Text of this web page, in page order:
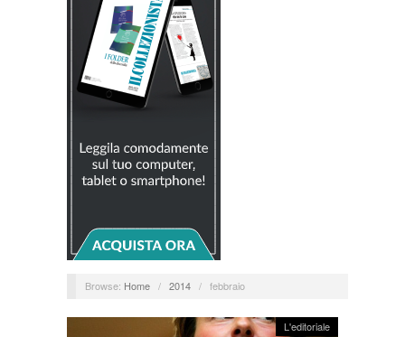
Browse: Home / 2014 / febbraio
L'editoriale